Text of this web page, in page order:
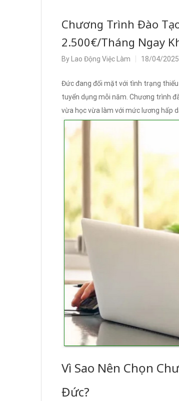
Chương Trình Đào
2.500€/Tháng Ngay
By Lao Động Việc Làm 18/04/2025
Đức đang đối mặt với tình trạng
tuyển dụng mỗi năm. Chương trình
vừa học vừa làm với mức lương hấp
Vì Sao Nên Chọn
Đức?